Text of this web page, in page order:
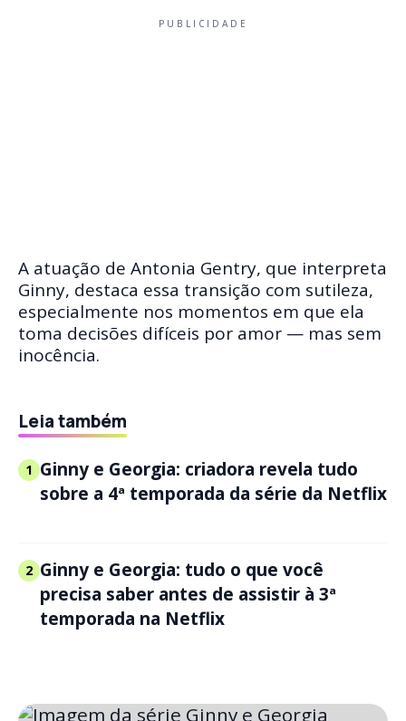
PUBLICIDADE
A atuação de Antonia Gentry, que interpreta
Ginny, destaca essa transição com sutileza,
especialmente nos momentos em que ela
toma decisões difíceis por amor — mas sem
inocência.
Leia também
1 Ginny e Georgia: criadora revela tudo
sobre a 4ª temporada da série da Netflix
2 Ginny e Georgia: tudo o que você
precisa saber antes de assistir à 3ª
temporada na Netflix